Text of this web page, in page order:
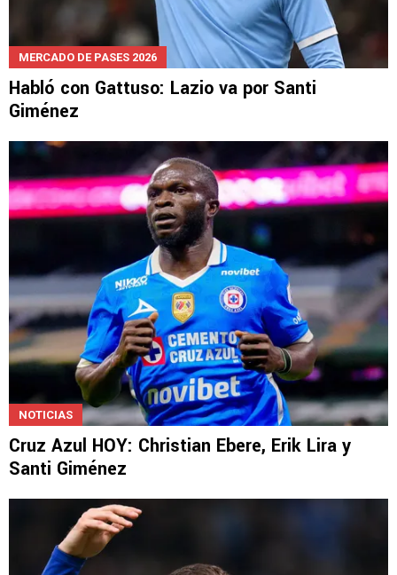
MERCADO DE PASES 2026
Habló con Gattuso: Lazio va por Santi
Giménez
NOTICIAS
Cruz Azul HOY: Christian Ebere, Erik Lira y
Santi Giménez